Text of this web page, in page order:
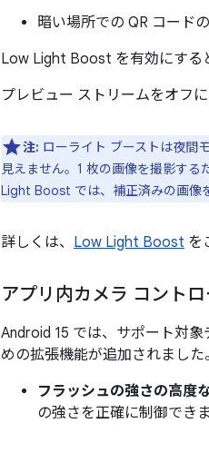
暗い場所での QR コード
Low Light Boost を有効にする
プレビュー ストリームをオフ
注: ローライト ブーストは夜間
見えません。1 枚の画像を撮影す
Light Boost では、補正済みの画像
詳しくは、 Low Light Boost を
アプリ内カメラ コント
Android 15 では、サポート対
めの拡張機能が追加されました。
フラッシュの強さの高度
の強さを正確に制御できま